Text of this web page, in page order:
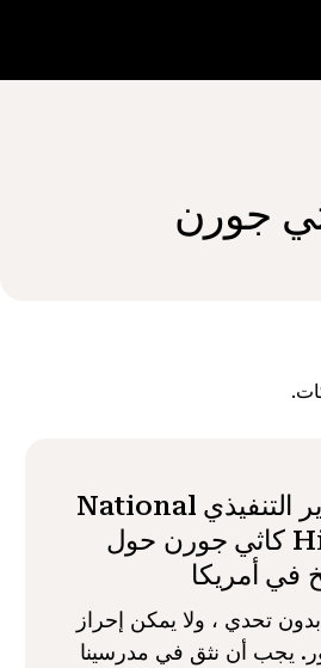
جورن
بيان من المدير التنفيذي National
History Day كاثي جورن حول
في أمريكا
تحدي ، ولا يمكن إحراز
يجب أن نثق في مدرسينا